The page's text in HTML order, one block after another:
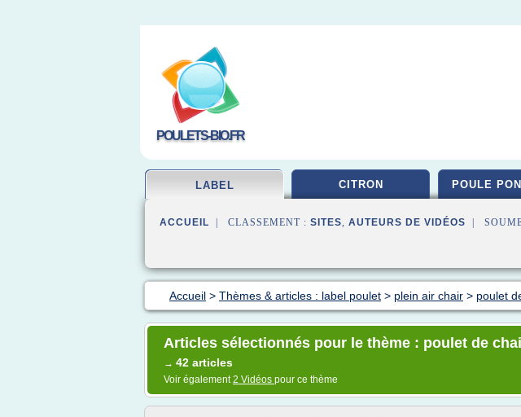
POULETS-BIO.FR
LABEL CITRON POULE
ACCUEIL | CLASSEMENT : SITES, AUTEURS DE VIDÉOS |
Accueil > Thèmes & articles : label poulet > plein air chair > poulet
Articles sélectionnés pour le thème : poulet de
→ 42 articles
Voir également2 Vidéos pour ce thème